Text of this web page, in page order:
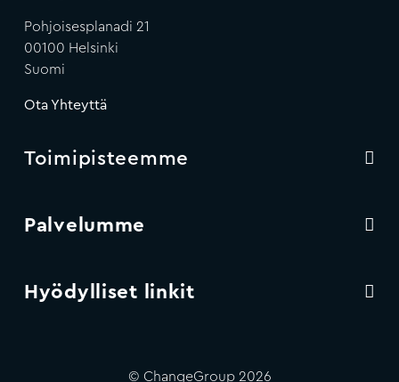
Pohjoisesplanadi 21
00100 Helsinki
Suomi
Ota Yhteyttä
Toimipisteemme
Palvelumme
Hyödylliset linkit
© ChangeGroup 2026